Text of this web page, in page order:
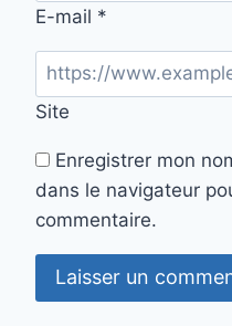
E-mail *
Site
Enregistrer mon
dans le navigateur
commentaire.